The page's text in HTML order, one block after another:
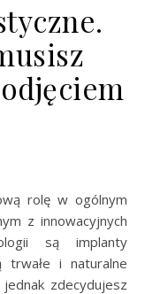
z innowacyjnych
są implanty
trwałe i naturalne
zdecydujesz